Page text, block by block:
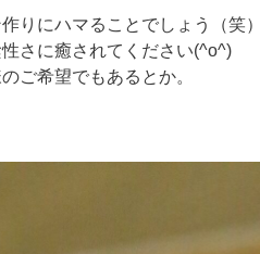
りにハマることでしょう（笑）
さに癒されてください(^o^)
ご希望でもあるとか。